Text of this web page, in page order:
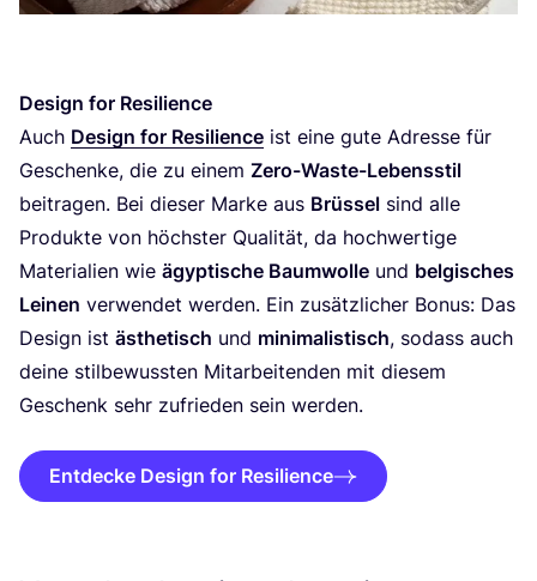
Design for Resilience
Auch Design for Resi­li­ence ist eine gute Adres­se für
Geschen­ke, die zu einem Zero-Was­te-Lebens­stil
bei­tra­gen. Bei die­ser Mar­ke aus Brüs­sel sind alle
Pro­duk­te von höchs­ter Qua­li­tät, da hoch­wer­ti­ge
Mate­ria­li­en wie ägyp­ti­sche Baum­wol­le und bel­gi­sches
Lei­nen ver­wen­det wer­den. Ein zusätz­li­cher Bonus: Das
Design ist ästhe­tisch und mini­ma­lis­tisch, sodass auch
dei­ne stil­be­wuss­ten Mit­ar­bei­ten­den mit die­sem
Geschenk sehr zufrie­den sein werden.
Entdecke Design for Resilience